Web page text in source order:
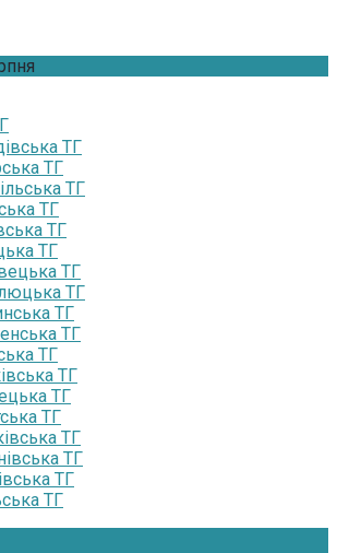
ТГ
ТГ
ТГ
ТГ
ТГ
ТГ
ТГ
ТГ
ТГ
ТГ
ТГ
ТГ
ТГ
ТГ
ТГ
ТГ
ТГ
ТГ